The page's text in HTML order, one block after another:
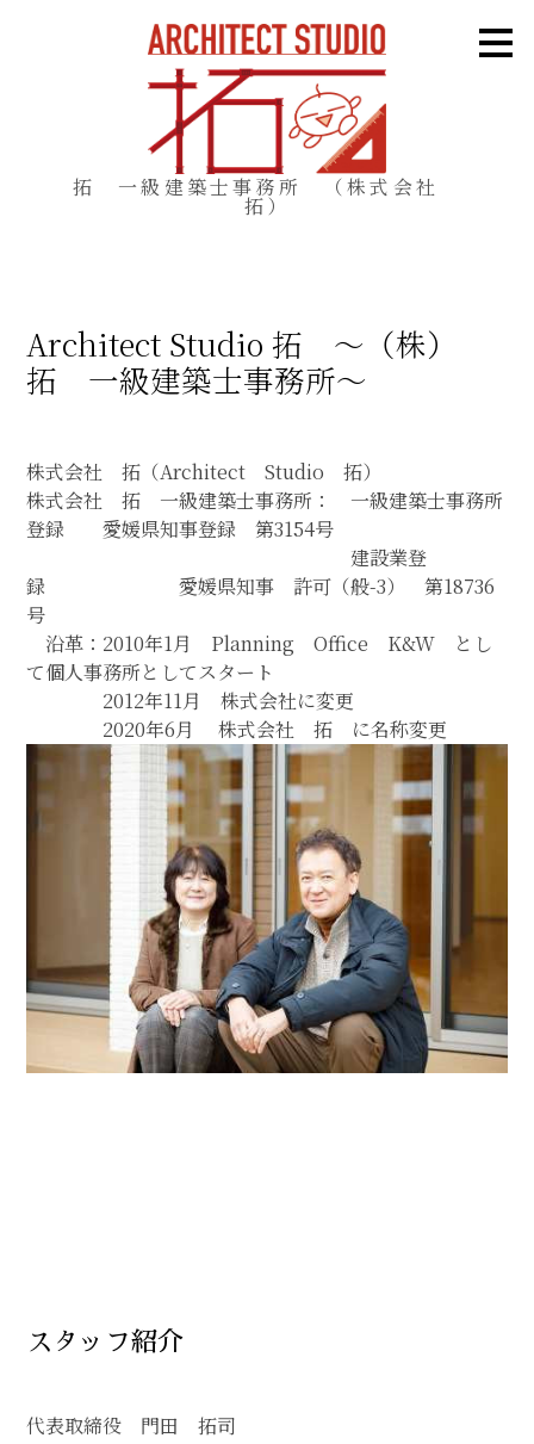
拓 一級建築士事務所 （株式会社
拓）
Architect Studio 拓 ～（株）
拓 一級建築士事務所～
株式会社 拓（Architect Studio 拓）
株式会社 拓 一級建築士事務所： 一級建築士事務所
登録 愛媛県知事登録 第3154号
建設業登
録 愛媛県知事 許可（般-3） 第18736
号
沿革：2010年1月 Planning Office K&W とし
て個人事務所としてスタート
2012年11月 株式会社に変更
2020年6月 株式会社 拓 に名称変更
スタッフ紹介
代表取締役 門田 拓司